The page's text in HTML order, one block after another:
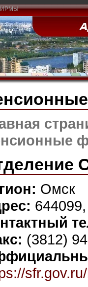
Омск
(3812)